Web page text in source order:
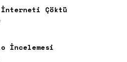
Çöktü
İncelemesi